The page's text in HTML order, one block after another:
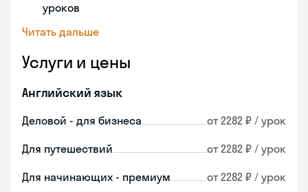
уроков
Читать дальше
Услуги и цены
Английский язык
Деловой - для бизнеса от 2282 ₽ / урок
Для путешествий от 2282 ₽ / урок
Для начинающих - премиум от 2282 ₽ / урок